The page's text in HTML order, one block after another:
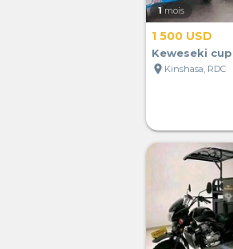
1 mois
1 500 USD
Keweseki
location_on Kinshasa, RDC